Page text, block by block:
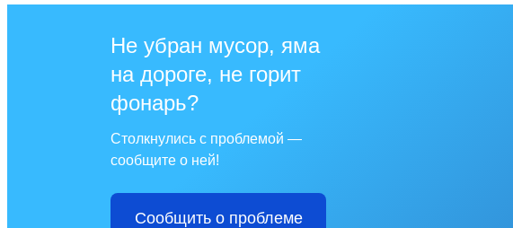
Не убран мусор, яма
на дороге, не горит
фонарь?
Столкнулись с проблемой —
сообщите о ней!
Сообщить о проблеме